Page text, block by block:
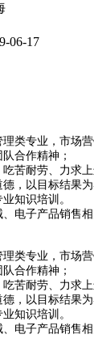
06-17
类专业，市场
合作精神；
苦耐劳、力求上
，以目标结果为
知识培训。
电子产品销售相
类专业，市场
合作精神；
苦耐劳、力求上
，以目标结果为
知识培训。
电子产品销售相